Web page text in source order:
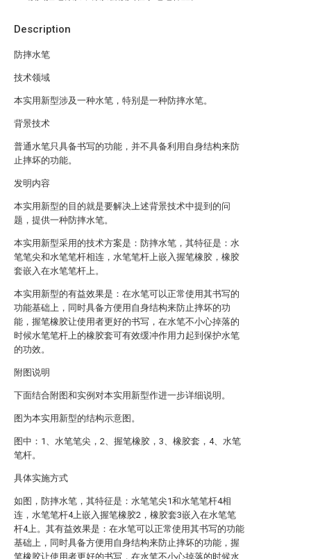
Description
防摔水笔
技术领域
本实用新型涉及一种水笔，特别是一种防摔水笔。
背景技术
普通水笔只具备书写的功能，并不具备利用自身结构来防
止摔坏的功能。
发明内容
本实用新型的目的就是要解决上述背景技术中提到的问
题，提供一种防摔水笔。
本实用新型采用的技术方案是：防摔水笔，其特征是：水
笔笔尖和水笔笔杆相连，水笔笔杆上嵌入握笔橡胶，橡胶
套嵌入在水笔笔杆上。
本实用新型的有益效果是：在水笔可以正常使用其书写的
功能基础上，同时具备方便用自身结构来防止摔坏的功
能，握笔橡胶让使用者更好的书写，在水笔不小心掉落的
时候水笔笔杆上的橡胶套可有效缓冲作用力起到保护水笔
的功效。
附图说明
下面结合附图和实例对本实用新型作进一步详细说明。
图为本实用新型的结构示意图。
图中：1、水笔笔尖，2、握笔橡胶，3、橡胶套，4、水笔
笔杆。
具体实施方式
如图，防摔水笔，其特征是：水笔笔尖1和水笔笔杆4相
连，水笔笔杆4上嵌入握笔橡胶2，橡胶套3嵌入在水笔笔
杆4上。其有益效果是：在水笔可以正常使用其书写的功能
基础上，同时具备方便用自身结构来防止摔坏的功能，握
笔橡胶让使用者更好的书写，在水笔不小心掉落的时候水